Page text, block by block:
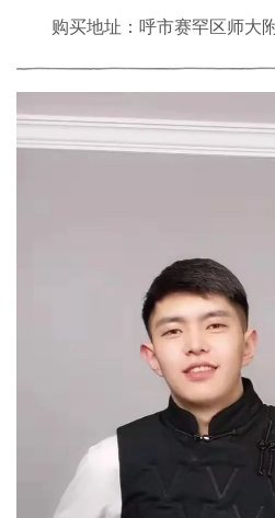
购买地址：呼市赛罕区师大